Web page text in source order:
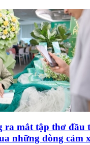
mắt tập thơ đầu
những dòng cảm